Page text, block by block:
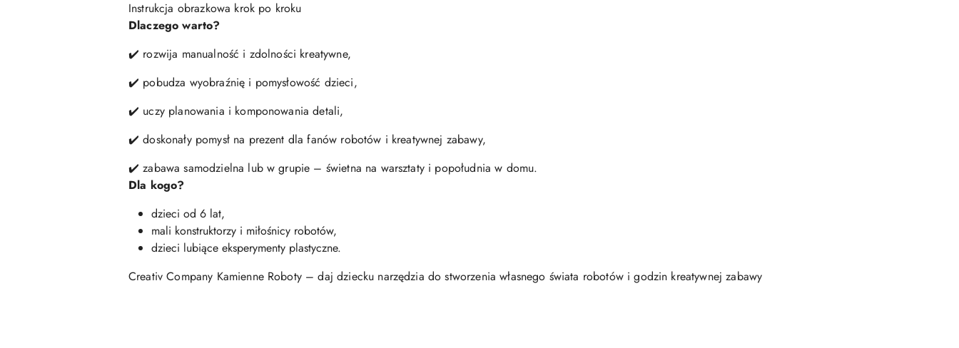
Instrukcja obrazkowa krok po kroku
Dlaczego warto?
✔️ rozwija manualność i zdolności kreatywne,
✔️ pobudza wyobraźnię i pomysłowość dzieci,
✔️ uczy planowania i komponowania detali,
✔️ doskonały pomysł na prezent dla fanów robotów i kreatywnej zabawy,
✔️ zabawa samodzielna lub w grupie – świetna na warsztaty i popołudnia w domu.
Dla kogo?
dzieci od 6 lat,
mali konstruktorzy i miłośnicy robotów,
dzieci lubiące eksperymenty plastyczne.
Creativ Company Kamienne Roboty – daj dziecku narzędzia do stworzenia własnego świata robotów i godzin kreatywnej zabawy